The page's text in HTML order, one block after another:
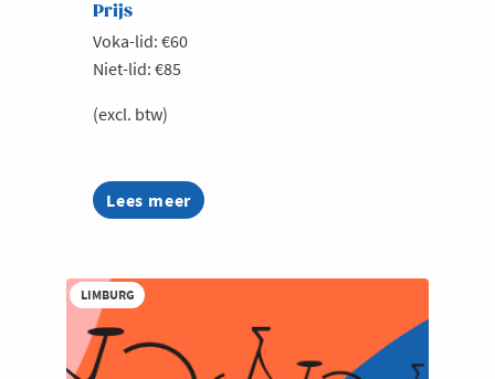
Prijs
Voka-lid: €60
Niet-lid: €85
(excl. btw)
Lees meer
about
Bryo
LIMBURG